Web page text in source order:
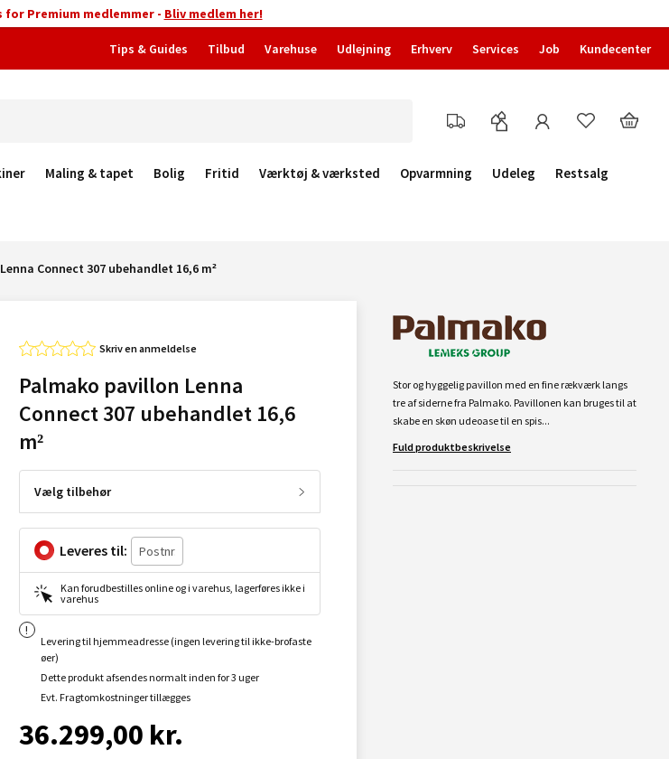
Premium medlemmer - Bliv medlem her!
Tips & Guides Tilbud Varehuse Udlejning Erhverv Services Job Kundecenter
Maling & tapet Bolig Fritid Værktøj & værksted Opvarmning Udeleg
Restsalg
Connect 307 ubehandlet 16,6 m²
Skriv en anmeldelse
Palmako pavillon Lenna
Connect 307 ubehandlet 16,6
m²
Vælg tilbehør
Leveres til:
Kan forudbestilles online og i varehus, lagerføres ikke i
varehus
Levering til hjemmeadresse (ingen levering til ikke-brofaste
øer)
Dette produkt afsendes normalt inden for 3 uger
Evt. Fragtomkostninger tillægges
36.299,00 kr.
Stor og hyggelig pavillon med en fine rækværk langs
tre af siderne fra Palmako. Pavillonen kan bruges til at
skabe en skøn udeoase til en spis...
Fuld produktbeskrivelse